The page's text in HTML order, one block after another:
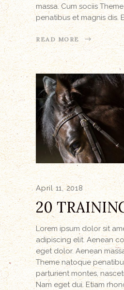
massa. Cum sociis
penatibus et magnis dis.
READ MORE
April 11, 2018
20
Lorem ipsum dolor sit
adipiscing elit. Aenean
eget dolor. Aenean
Theme natoque
parturient montes,
Nam eget dui. Etiam